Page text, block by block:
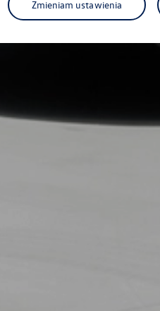
Zmieniam ustawienia